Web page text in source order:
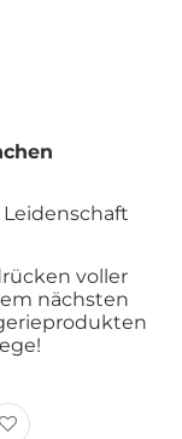
voller
nächsten